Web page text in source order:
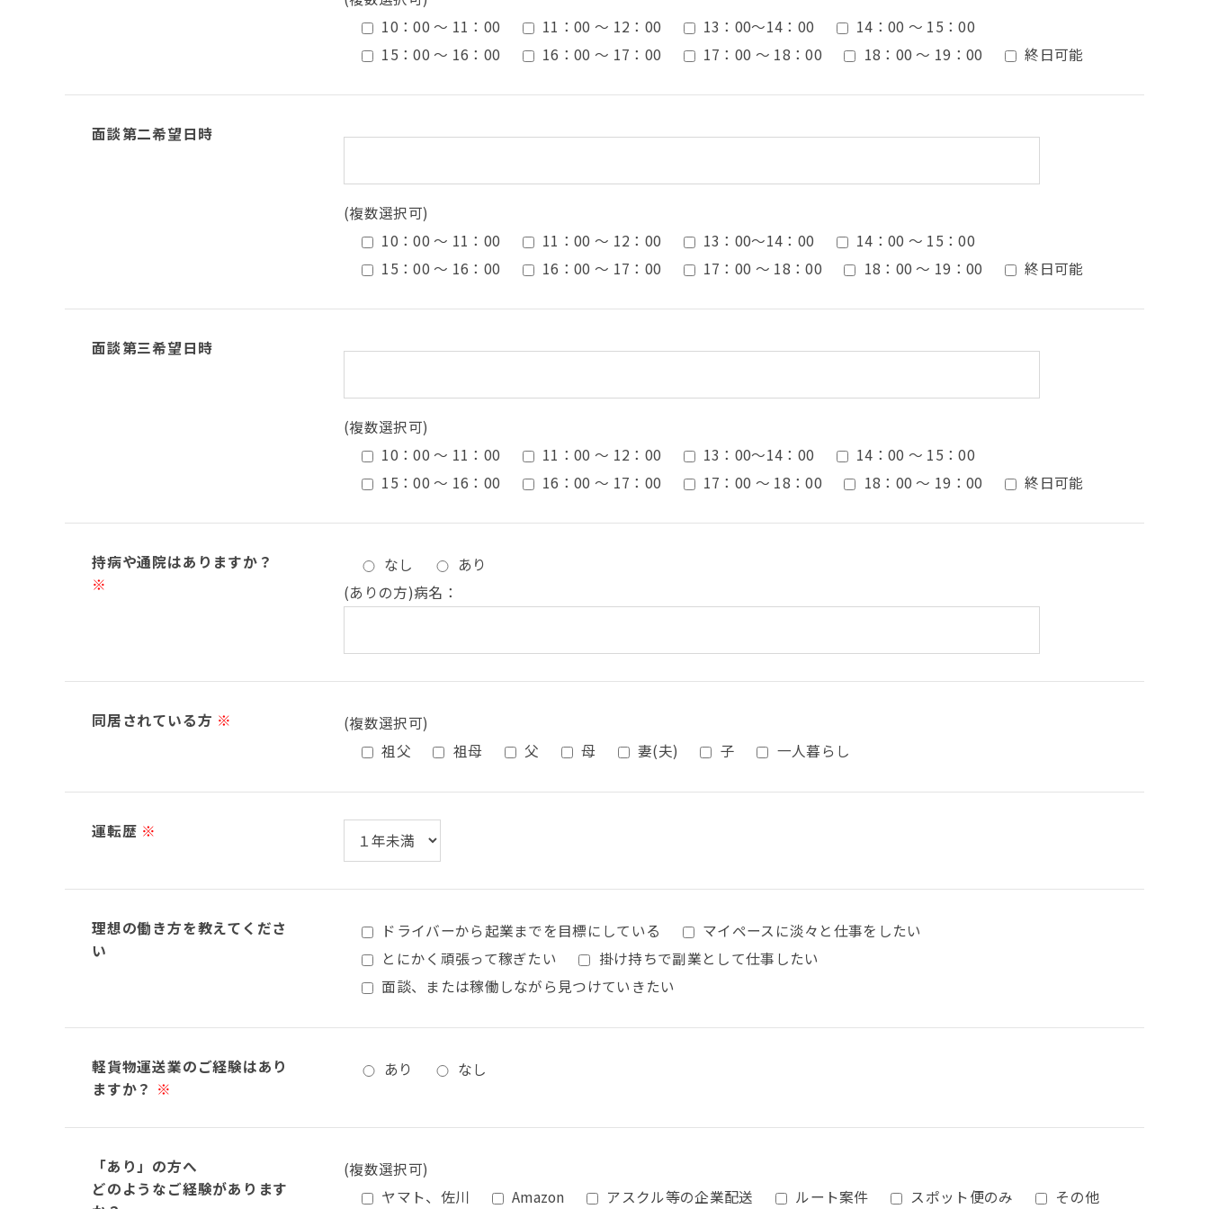
10：00 ～ 11：00
11：00 ～ 12：00 13：00〜14：00
14：00 ～ 15：00
15：00 ～ 16：00
16：00 ～ 17：00 17：00 ～ 18：00 18：00 ～ 19：00 終日可能
面談第二希望日時
(複数選択可)
10：00 ～ 11：00
11：00 ～ 12：00 13：00〜14：00
14：00 ～ 15：00
15：00 ～ 16：00
16：00 ～ 17：00 17：00 ～ 18：00 18：00 ～ 19：00 終日可能
面談第三希望日時
(複数選択可)
10：00 ～ 11：00
11：00 ～ 12：00 13：00〜14：00
14：00 ～ 15：00
15：00 ～ 16：00
16：00 ～ 17：00 17：00 ～ 18：00 18：00 ～ 19：00 終日可能
持病や通院はありますか？
※
なし
あり
(ありの方)病名：
同居されている方 ※
(複数選択可)
祖父
祖母 父 母 妻(夫) 子 一人暮らし
運転歴 ※
理想の働き方を教えてくださ
い
ドライバーから起業までを目標にしている
マイペースに淡々と仕事をしたい
とにかく頑張って稼ぎたい
掛け持ちで副業として仕事したい
面談、または稼働しながら見つけていきたい
軽貨物運送業のご経験はあり
ますか？ ※
あり なし
「あり」の方へ
どのようなご経験があります
(複数選択可)
ヤマト、佐川
Amazon アスクル等の企業配送 ルート案件 スポット便のみ その他